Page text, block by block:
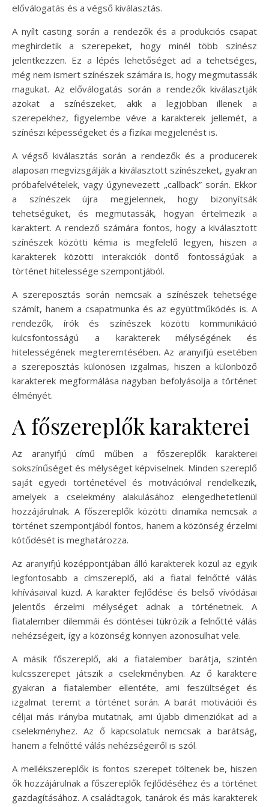
előválogatás és a végső kiválasztás.
A nyílt casting során a rendezők és a produkciós csapat
meghirdetik a szerepeket, hogy minél több színész
jelentkezzen. Ez a lépés lehetőséget ad a tehetséges,
még nem ismert színészek számára is, hogy megmutassák
magukat. Az előválogatás során a rendezők kiválasztják
azokat a színészeket, akik a legjobban illenek a
szerepekhez, figyelembe véve a karakterek jellemét, a
színészi képességeket és a fizikai megjelenést is.
A végső kiválasztás során a rendezők és a producerek
alaposan megvizsgálják a kiválasztott színészeket, gyakran
próbafelvételek, vagy úgynevezett „callback” során. Ekkor
a színészek újra megjelennek, hogy bizonyítsák
tehetségüket, és megmutassák, hogyan értelmezik a
karaktert. A rendező számára fontos, hogy a kiválasztott
színészek közötti kémia is megfelelő legyen, hiszen a
karakterek közötti interakciók döntő fontosságúak a
történet hitelessége szempontjából.
A szereposztás során nemcsak a színészek tehetsége
számít, hanem a csapatmunka és az együttműködés is. A
rendezők, írók és színészek közötti kommunikáció
kulcsfontosságú a karakterek mélységének és
hitelességének megteremtésében. Az aranyifjú esetében
a szereposztás különösen izgalmas, hiszen a különböző
karakterek megformálása nagyban befolyásolja a történet
élményét.
A főszereplők karakterei
Az aranyifjú című műben a főszereplők karakterei
sokszínűséget és mélységet képviselnek. Minden szereplő
saját egyedi történetével és motivációival rendelkezik,
amelyek a cselekmény alakulásához elengedhetetlenül
hozzájárulnak. A főszereplők közötti dinamika nemcsak a
történet szempontjából fontos, hanem a közönség érzelmi
kötődését is meghatározza.
Az aranyifjú középpontjában álló karakterek közül az egyik
legfontosabb a címszereplő, aki a fiatal felnőtté válás
kihívásaival küzd. A karakter fejlődése és belső vívódásai
jelentős érzelmi mélységet adnak a történetnek. A
fiatalember dilemmái és döntései tükrözik a felnőtté válás
nehézségeit, így a közönség könnyen azonosulhat vele.
A másik főszereplő, aki a fiatalember barátja, szintén
kulcsszerepet játszik a cselekményben. Az ő karaktere
gyakran a fiatalember ellentéte, ami feszültséget és
izgalmat teremt a történet során. A barát motivációi és
céljai más irányba mutatnak, ami újabb dimenziókat ad a
cselekményhez. Az ő kapcsolatuk nemcsak a barátság,
hanem a felnőtté válás nehézségeiről is szól.
A mellékszereplők is fontos szerepet töltenek be, hiszen
ők hozzájárulnak a főszereplők fejlődéséhez és a történet
gazdagításához. A családtagok, tanárok és más karakterek